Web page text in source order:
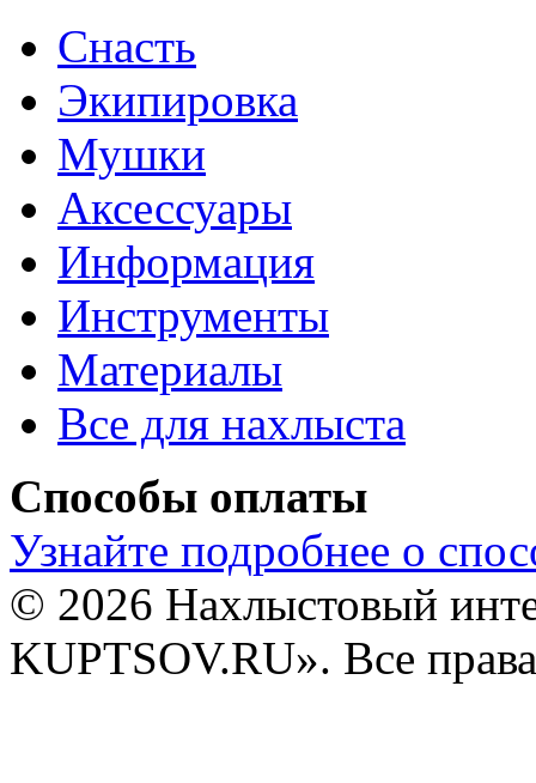
Снасть
Экипировка
Мушки
Аксессуары
Информация
Инструменты
Материалы
Все для нахлыста
Способы оплаты
Узнайте подробнее о
© 2026 Нахлыстовый
KUPTSOV.RU». Все